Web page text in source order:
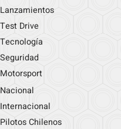
Lanzamientos
Test Drive
Tecnología
Seguridad
Motorsport
Nacional
Internacional
Pilotos Chilenos